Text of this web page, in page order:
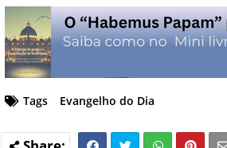
Tags Evangelho do Dia